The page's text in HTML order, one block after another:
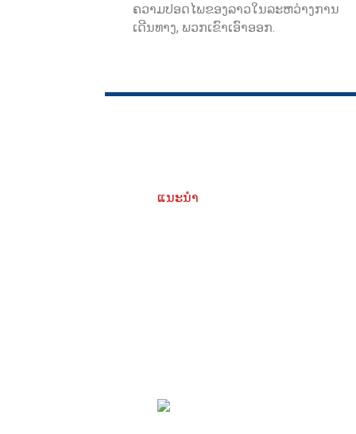
ຄວາມປອດໄພຂອງລາວໃນລະຫວ່າງການ
ເດີນທາງ, ພວກເຂົາເອົາອອກ.
ແນະນຳ